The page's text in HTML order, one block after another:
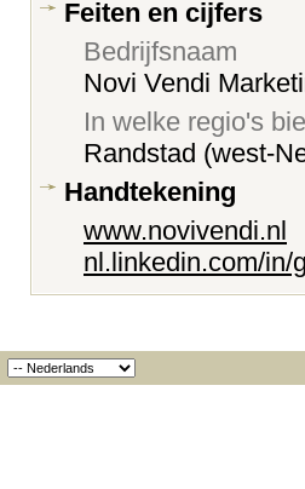
Feiten en cijfers
Bedrijfsnaam
Novi Vendi
In welke regio's
Randstad (west-
Handtekening
www.novivendi.nl
nl.linkedin.com/in/